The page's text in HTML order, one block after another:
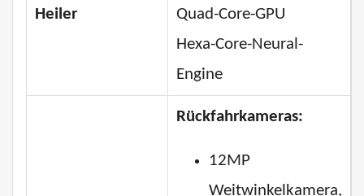
Heiler
Quad-Core-GPU
Hexa-Core-Neural-
Engine
Rückfahrkameras:
12MP
Weitwinkelkamera,